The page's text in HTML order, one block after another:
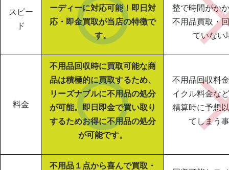
スピー
ド
ーディーに対応可能！即日対
応・即金買取が当店の特徴で
す。
整で時間がか
不用品買取・
ていない
料金
不用品回収時に買取可能な商
品は積極的に買取するため、
リーズナブルに不用品の処分
が可能。即日即金で買い取り
するためお得に不用品の処分
が可能です。
不用品回収料
イクル料金な
精算時に予想
てしまう
不用品１点から喜んで買取・